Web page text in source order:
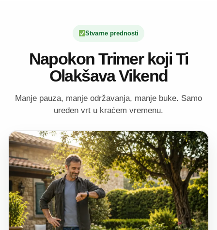
Stvarne prednosti
Napokon Trimer koji Ti
Olakšava Vikend
Manje pauza, manje održavanja, manje buke. Samo
uređen vrt u kraćem vremenu.